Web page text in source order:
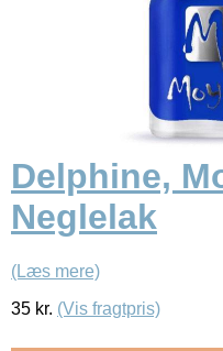
Delphine,
Neglelak
(Læs mere)
35 kr. (Vis fragtpris)